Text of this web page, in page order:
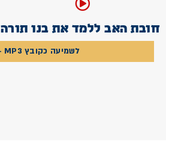
חובת האב ללמד את בנו תורה
לשמיעה כקובץ MP3 ←